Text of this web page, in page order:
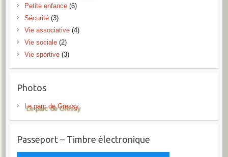
Petite enfance(6)
Sécurité(3)
Vie associative(4)
Vie sociale(2)
Vie sportive(3)
Photos
Le parc de Gressy
Passeport – Timbre électronique